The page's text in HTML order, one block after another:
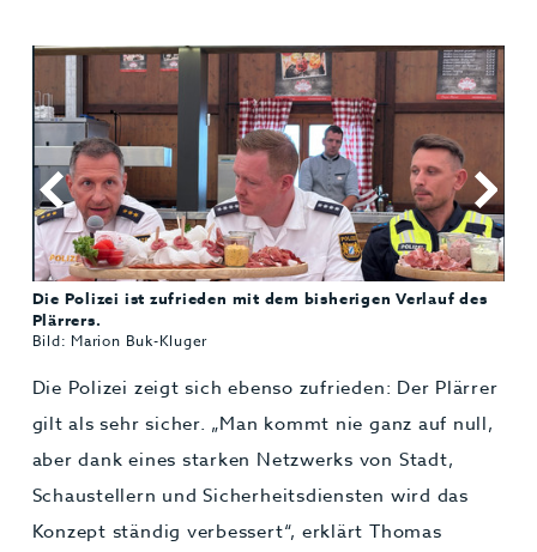
des
Die Polizei zeigt sich ebenso zufrieden: Der Plärrer
gilt als sehr sicher. „Man kommt nie ganz auf null,
aber dank eines starken Netzwerks von Stadt,
Schaustellern und Sicherheitsdiensten wird das
Konzept ständig verbessert“, erklärt Thomas